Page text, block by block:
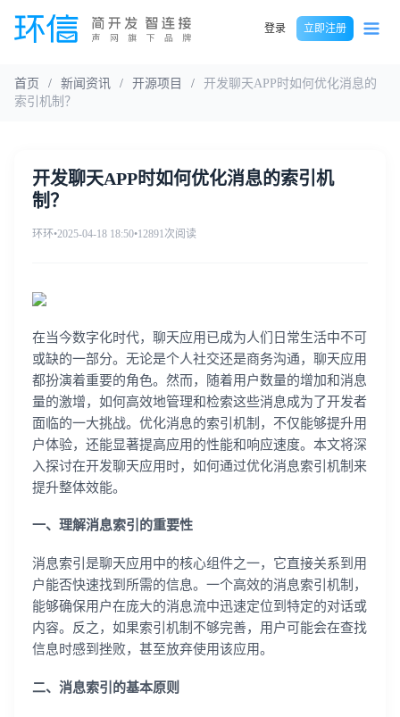
登录 立即注册
首页 / 新闻资讯 / 开源项目 /
开发聊天APP时如何优化消息的
索引机制？
开发聊天APP时如何优化消息的索引机
制？
环环•2025-04-18 18:50•12891次阅读
在当今数字化时代，聊天应用已成为人们日常生活中不可
或缺的一部分。无论是个人社交还是商务沟通，聊天应用
都扮演着重要的角色。然而，随着用户数量的增加和消息
量的激增，如何高效地管理和检索这些消息成为了开发者
面临的一大挑战。优化消息的索引机制，不仅能够提升用
户体验，还能显著提高应用的性能和响应速度。本文将深
入探讨在开发聊天应用时，如何通过优化消息索引机制来
提升整体效能。
一、理解消息索引的重要性
消息索引是聊天应用中的核心组件之一，它直接关系到用
户能否快速找到所需的信息。一个高效的消息索引机制，
能够确保用户在庞大的消息流中迅速定位到特定的对话或
内容。反之，如果索引机制不够完善，用户可能会在查找
信息时感到挫败，甚至放弃使用该应用。
二、消息索引的基本原则